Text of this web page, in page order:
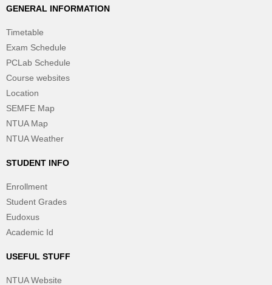
GENERAL INFORMATION
Timetable
Exam Schedule
PCLab Schedule
Course websites
Location
SEMFE Map
NTUA Map
NTUA Weather
STUDENT INFO
Enrollment
Student Grades
Eudoxus
Academic Id
USEFUL STUFF
NTUA Website